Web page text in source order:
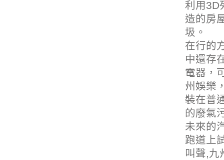
利用3D
造的房
圾。
在行的
中還存
電器，
州娛樂
裝在普
的廢氣
未來的
跑道上
叫聲,九